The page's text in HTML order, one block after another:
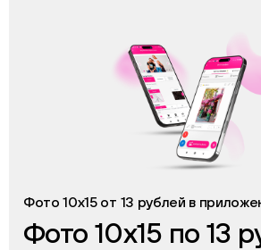
Фото 10х15 от 13 рублей в
Фото 10х15 по 13